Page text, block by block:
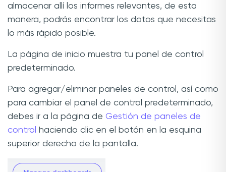
almacenar allí los informes relevantes, de esta
manera, podrás encontrar los datos que necesitas
lo más rápido posible.
La página de inicio muestra tu panel de control
predeterminado.
Para agregar/eliminar paneles de control, así como
para cambiar el panel de control predeterminado,
debes ir a la página de Gestión de paneles de
control
haciendo clic en el botón en la esquina
superior derecha de la pantalla.